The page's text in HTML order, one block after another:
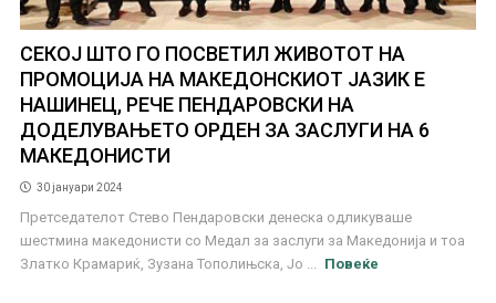
СЕКОЈ ШТО ГО ПОСВЕТИЛ ЖИВОТОТ НА
ПРОМОЦИЈА НА МАКЕДОНСКИОТ ЈАЗИК Е
НАШИНЕЦ, РЕЧЕ ПЕНДАРОВСКИ НА
ДОДЕЛУВАЊЕТО ОРДЕН ЗА ЗАСЛУГИ НА 6
МАКЕДОНИСТИ
30 јануари 2024
Претседателот Стево Пендаровски денеска одликуваше
шестмина македонисти со Медал за заслуги за Македонија и тоа
Златко Крамариќ, Зузана Тополињска, Јо ...
Повеќе